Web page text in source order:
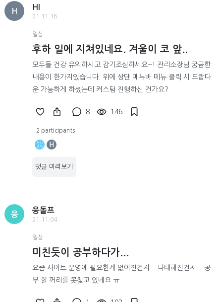
H
HI
21.11.16
일상
후하 일에 지쳐있네요. 겨울이 코 앞..
모두들 건강 유의하시고 감기조심하세요~! 관리소장님 궁금한
내용이 한가지있습니다. 위에 상단 메뉴바 메뉴 클릭 시 드랍다
운 가능하게 하셨는데 커스텀 진행하신 건가요?
8 146
2 participants
H
댓글 미리보기
웅
웅돌프
21.11.04
일상
미친듯이 공부하다가...
요즘 사이트 운영에 필요한게 없어진건지... 나태해진건지... 공
부 할 꺼리를 못찾고 있네요 ㅠ